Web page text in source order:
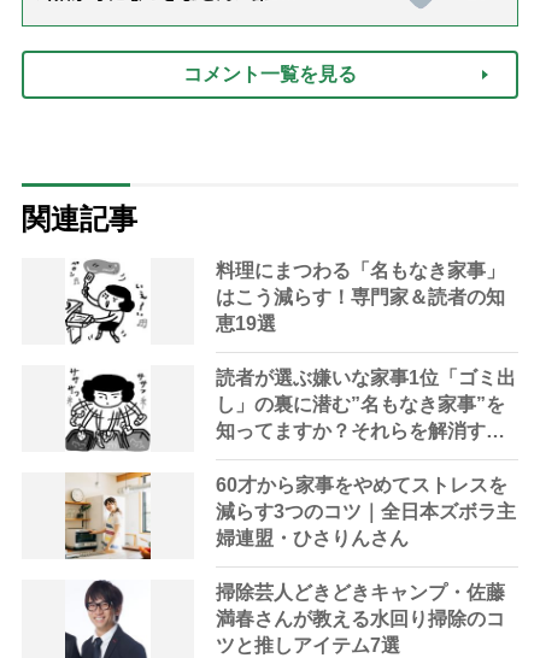
コメント一覧を見る
関連記事
料理にまつわる「名もなき家事」
はこう減らす！専門家＆読者の知
恵19選
読者が選ぶ嫌いな家事1位「ゴミ出
し」の裏に潜む”名もなき家事”を
知ってますか？それらを解消する
裏技14選
60才から家事をやめてストレスを
減らす3つのコツ｜全日本ズボラ主
婦連盟・ひさりんさん
掃除芸人どきどきキャンプ・佐藤
満春さんが教える水回り掃除のコ
ツと推しアイテム7選